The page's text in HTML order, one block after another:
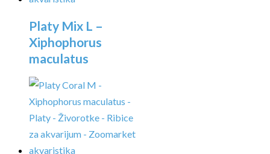
Platy Mix L –
Xiphophorus
maculatus